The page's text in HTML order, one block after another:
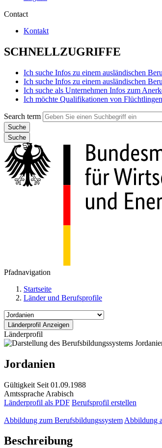
Contact
Kontakt
SCHNELLZUGRIFFE
Ich suche Infos zu einem ausländischen
Ich suche Infos zu einem ausländischen
Ich suche als Unternehmen Infos zum
Ich möchte Qualifikationen von
Search term
Suche
Pfadnavigation
Startseite
Länder und Berufsprofile
Länderprofil
Jordanien
Gültigkeit Seit 01.09.1988
Amtssprache Arabisch
Länderprofil als PDF Berufsprofil erstellen
Abbildung zum Berufsbildungssystem Abbildung
Beschreibung